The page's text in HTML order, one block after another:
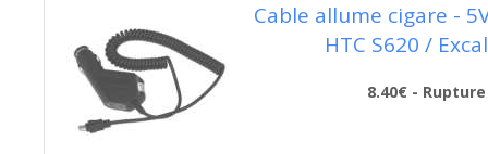
Cable allume cigare -
HTC S620 /
8.40€ - Rupture